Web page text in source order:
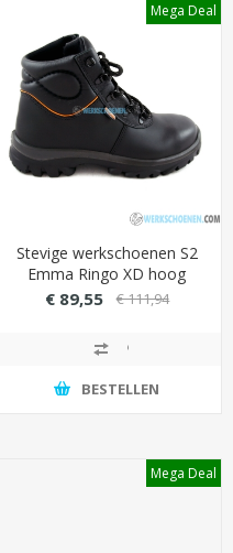
Mega Deal
Stevige werkschoenen S2
Emma Ringo XD hoog
model (extra breed)
€ 89,55 € 111,94
BESTELLEN
Mega Deal